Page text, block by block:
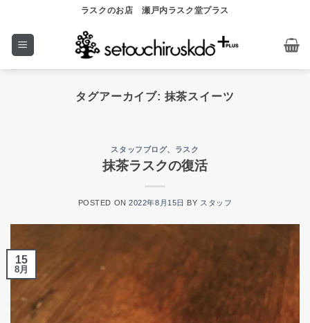
content
ラスクのお店 瀬戸内ラスク堂プラス
タグアーカイブ: 抹茶スイーツ
スタッフブログ、 ラスク
抹茶ラスクの復活
POSTED ON2022年8月15日 BY スタッフ
15
8月